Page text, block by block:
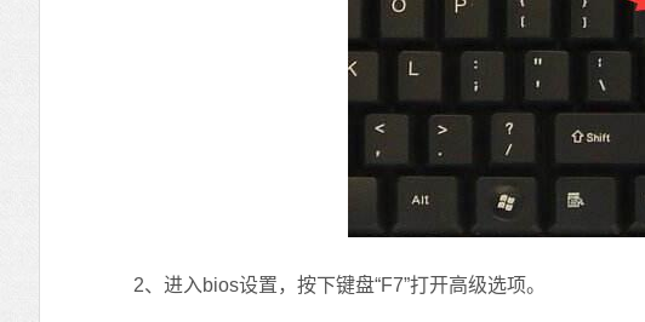
2、进入bios设置，按下键盘“F7”打开高级选项。